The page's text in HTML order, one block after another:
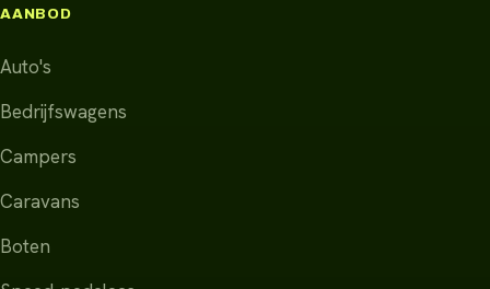
AANBOD
Auto's
Bedrijfswagens
Campers
Caravans
Boten